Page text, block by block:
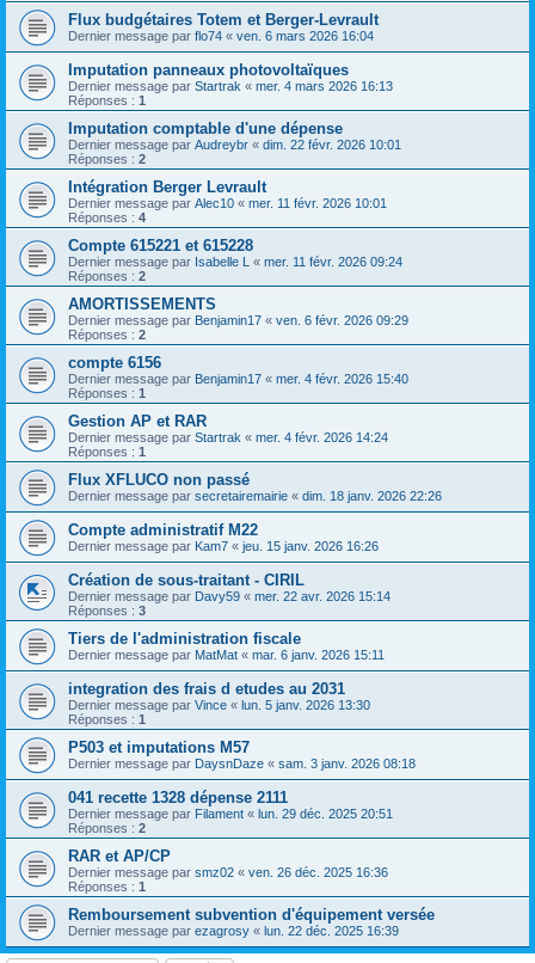
Flux budgétaires Totem et Berger-Levrault
Dernier message par flo74 « ven. 6 mars 2026 16:04
Imputation panneaux photovoltaïques
Dernier message par Startrak « mer. 4 mars 2026 16:13
Réponses : 1
Imputation comptable d'une dépense
Dernier message par Audreybr « dim. 22 févr. 2026 10:01
Réponses : 2
Intégration Berger Levrault
Dernier message par Alec10 « mer. 11 févr. 2026 10:01
Réponses : 4
Compte 615221 et 615228
Dernier message par Isabelle L « mer. 11 févr. 2026 09:24
Réponses : 2
AMORTISSEMENTS
Dernier message par Benjamin17 « ven. 6 févr. 2026 09:29
Réponses : 2
compte 6156
Dernier message par Benjamin17 « mer. 4 févr. 2026 15:40
Réponses : 1
Gestion AP et RAR
Dernier message par Startrak « mer. 4 févr. 2026 14:24
Réponses : 1
Flux XFLUCO non passé
Dernier message par secretairemairie « dim. 18 janv. 2026 22:26
Compte administratif M22
Dernier message par Kam7 « jeu. 15 janv. 2026 16:26
Création de sous-traitant - CIRIL
Dernier message par Davy59 « mer. 22 avr. 2026 15:14
Réponses : 3
Tiers de l'administration fiscale
Dernier message par MatMat « mar. 6 janv. 2026 15:11
integration des frais d etudes au 2031
Dernier message par Vince « lun. 5 janv. 2026 13:30
Réponses : 1
P503 et imputations M57
Dernier message par DaysnDaze « sam. 3 janv. 2026 08:18
041 recette 1328 dépense 2111
Dernier message par Filament « lun. 29 déc. 2025 20:51
Réponses : 2
RAR et AP/CP
Dernier message par smz02 « ven. 26 déc. 2025 16:36
Réponses : 1
Remboursement subvention d'équipement versée
Dernier message par ezagrosy « lun. 22 déc. 2025 16:39